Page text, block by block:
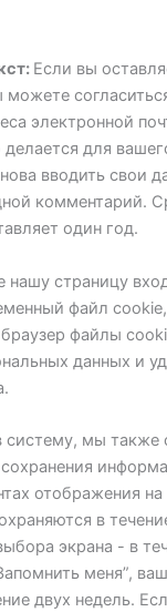
Если вы
электронной
для
вводить свои
комментарий.
один год.
нашу страницу
файл
файлы
данных и
систему, мы также
отображения
в
экрана - в
меня”,
двух недель.